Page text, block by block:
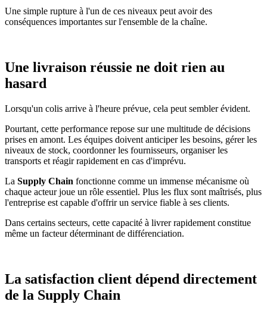
Une simple rupture à l'un de ces niveaux peut avoir des
conséquences importantes sur l'ensemble de la chaîne.
Une livraison réussie ne doit rien au
hasard
Lorsqu'un colis arrive à l'heure prévue, cela peut sembler évident.
Pourtant, cette performance repose sur une multitude de décisions
prises en amont. Les équipes doivent anticiper les besoins, gérer les
niveaux de stock, coordonner les fournisseurs, organiser les
transports et réagir rapidement en cas d'imprévu.
La Supply Chain fonctionne comme un immense mécanisme où
chaque acteur joue un rôle essentiel. Plus les flux sont maîtrisés, plus
l'entreprise est capable d'offrir un service fiable à ses clients.
Dans certains secteurs, cette capacité à livrer rapidement constitue
même un facteur déterminant de différenciation.
La satisfaction client dépend directement
de la Supply Chain